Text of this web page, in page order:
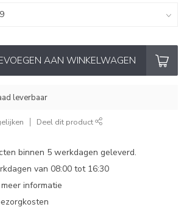
AAN WINKELWAGEN
leverbaar
Deel dit product
binnen 5 werkdagen geleverd.
van 08:00 tot 16:30
informatie